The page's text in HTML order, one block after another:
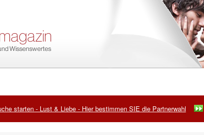
starten - Lust & Liebe - Hier bestimmen SIE die Partnerwahl